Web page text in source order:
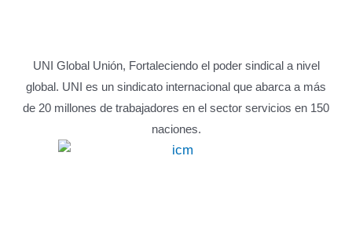
UNI Global Unión, Fortaleciendo el poder sindical a nivel
global. UNI es un sindicato internacional que abarca a más
de 20 millones de trabajadores en el sector servicios en 150
naciones.